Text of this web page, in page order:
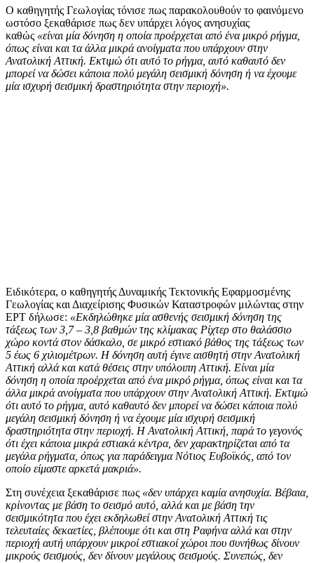
Ο καθηγητής Γεωλογίας τόνισε πως παρακολουθούν το φαινόμενο
ωστόσο ξεκαθάρισε πως δεν υπάρχει λόγος ανησυχίας
καθώς «είναι μία δόνηση η οποία προέρχεται από ένα μικρό ρήγμα,
όπως είναι και τα άλλα μικρά ανοίγματα που υπάρχουν στην
Ανατολική Αττική. Εκτιμώ ότι αυτό το ρήγμα, αυτό καθαυτό δεν
μπορεί να δώσει κάποια πολύ μεγάλη σεισμική δόνηση ή να έχουμε
μία ισχυρή σεισμική δραστηριότητα στην περιοχή».
Ειδικότερα, ο καθηγητής Δυναμικής Τεκτονικής Εφαρμοσμένης
Γεωλογίας και Διαχείρισης Φυσικών Καταστροφών μιλώντας στην
ΕΡΤ δήλωσε: «Εκδηλώθηκε μία ασθενής σεισμική δόνηση της
τάξεως των 3,7 – 3,8 βαθμών της κλίμακας Ρίχτερ στο θαλάσσιο
χώρο κοντά στον δάσκαλο, σε μικρό εστιακό βάθος της τάξεως των
5 έως 6 χιλιομέτρων. Η δόνηση αυτή έγινε αισθητή στην Ανατολική
Αττική αλλά και κατά θέσεις στην υπόλοιπη Αττική. Είναι μία
δόνηση η οποία προέρχεται από ένα μικρό ρήγμα, όπως είναι και τα
άλλα μικρά ανοίγματα που υπάρχουν στην Ανατολική Αττική. Εκτιμώ
ότι αυτό το ρήγμα, αυτό καθαυτό δεν μπορεί να δώσει κάποια πολύ
μεγάλη σεισμική δόνηση ή να έχουμε μία ισχυρή σεισμική
δραστηριότητα στην περιοχή. Η Ανατολική Αττική, παρά το γεγονός
ότι έχει κάποια μικρά εστιακά κέντρα, δεν χαρακτηρίζεται από τα
μεγάλα ρήγματα, όπως για παράδειγμα Νότιος Ευβοϊκός, από τον
οποίο είμαστε αρκετά μακριά».
Στη συνέχεια ξεκαθάρισε πως «δεν υπάρχει καμία ανησυχία. Βέβαια,
κρίνοντας με βάση το σεισμό αυτό, αλλά και με βάση την
σεισμικότητα που έχει εκδηλωθεί στην Ανατολική Αττική τις
τελευταίες δεκαετίες, βλέπουμε ότι και στη Ραφήνα αλλά και στην
περιοχή αυτή υπάρχουν μικροί εστιακοί χώροι που συνήθως δίνουν
μικρούς σεισμούς, δεν δίνουν μεγάλους σεισμούς. Συνεπώς, δεν